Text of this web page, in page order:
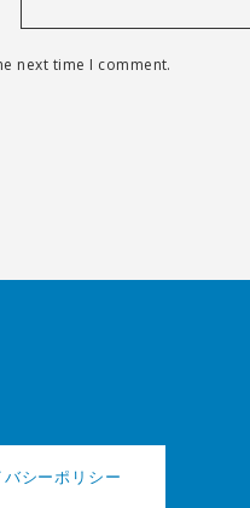
next time I comment.
バシーポリシー